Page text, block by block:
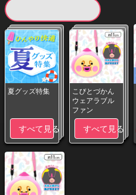
夏グッズ特集
すべて見る
こびとづかん
ウェアラブル
ファン
すべて見る